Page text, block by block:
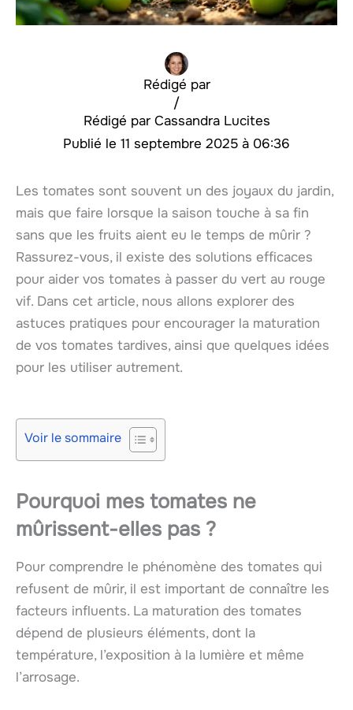
Rédigé par
Cassandra Lucites
/
11 septembre 2025 à 06:36
Les tomates sont souvent un des joyaux du jardin,
mais que faire lorsque la saison touche à sa fin
sans que les fruits aient eu le temps de mûrir ?
Rassurez-vous, il existe des solutions efficaces
pour aider vos tomates à passer du vert au rouge
vif. Dans cet article, nous allons explorer des
astuces pratiques pour encourager la maturation
de vos tomates tardives, ainsi que quelques idées
pour les utiliser autrement.
Voir le sommaire
Pourquoi mes tomates ne
mûrissent-elles pas ?
Pour comprendre le phénomène des tomates qui
refusent de mûrir, il est important de connaître les
facteurs influents. La maturation des tomates
dépend de plusieurs éléments, dont la
température, l’exposition à la lumière et même
l’arrosage.